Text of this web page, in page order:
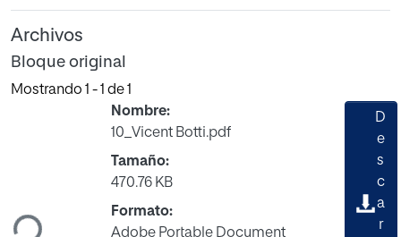
Archivos
Bloque original
Mostrando 1 - 1 de 1
Nombre:
10_Vicent Botti.pdf
Tamaño:
470.76 KB
Formato:
Adobe Portable Document
D
e
s
c
a
r